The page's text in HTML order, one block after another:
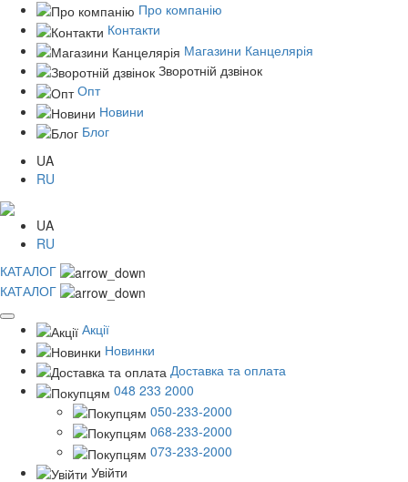
Про компанію
Контакти
Магазини Канцелярія
Зворотній дзвінок
Опт
Новини
Блог
UA
RU
UA
RU
КАТАЛОГ
КАТАЛОГ
Акції
Новинки
Доставка та оплата
048 233 2000
050-233-2000
068-233-2000
073-233-2000
Увійти